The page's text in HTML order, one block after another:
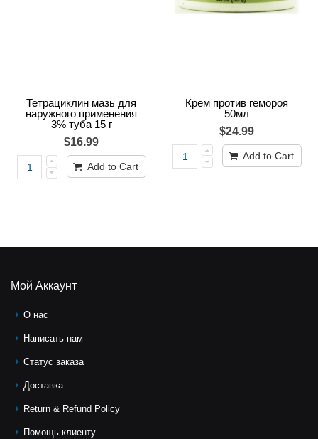
Тетрациклин мазь для
наружного применения
3% туба 15 г
$16.99
Add to Cart
Крем против гемороя
50мл
$24.99
Add to Cart
Мой Аккаунт
О нас
Написать нам
Статус заказа
Доставка
Return & Refund Policy
Помощь клиeнту